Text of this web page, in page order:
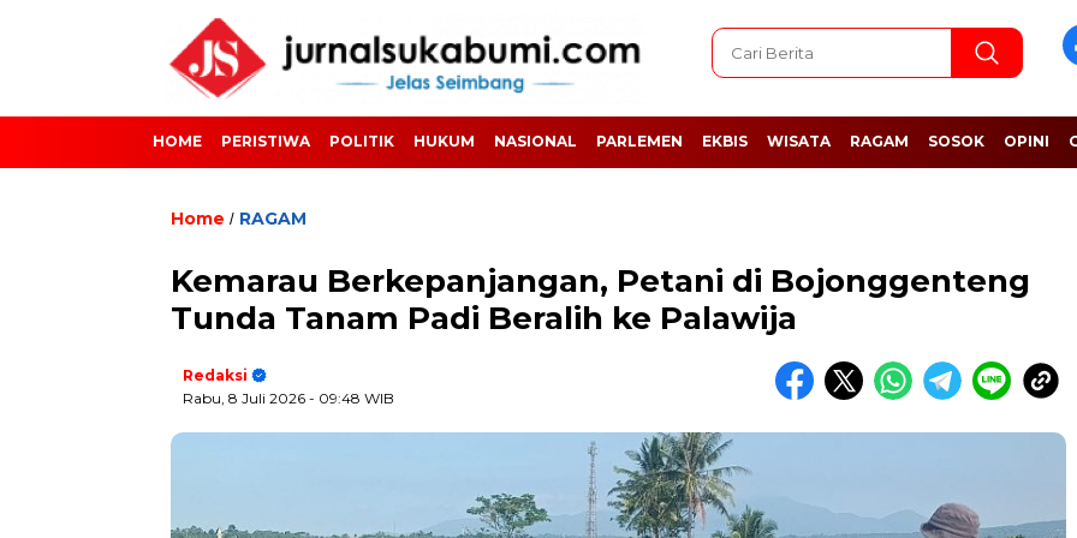
HOME PERISTIWA POLITIK HUKUM NASIONAL PARLEMEN EKBIS WISATA RAGAM SOSOK OPINI
Home / RAGAM
Kemarau Berkepanjangan, Petani di Bojonggenteng
Tunda Tanam Padi Beralih ke Palawija
Redaksi
Rabu, 8 Juli 2026 - 09:48 WIB